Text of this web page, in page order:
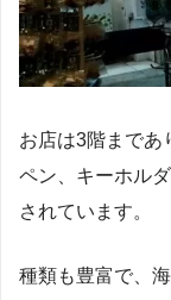
お店は3階まであ
ペン、キーホル
されています。
種類も豊富で、